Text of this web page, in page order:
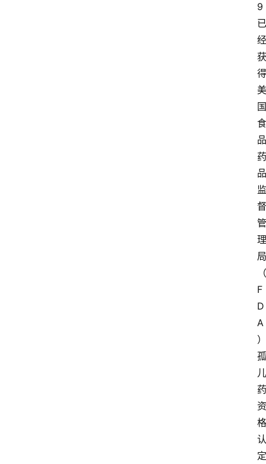
9
已
经
获
得
美
国
食
品
药
品
监
督
管
理
局
（
F
D
A
）
孤
儿
药
资
格
认
定